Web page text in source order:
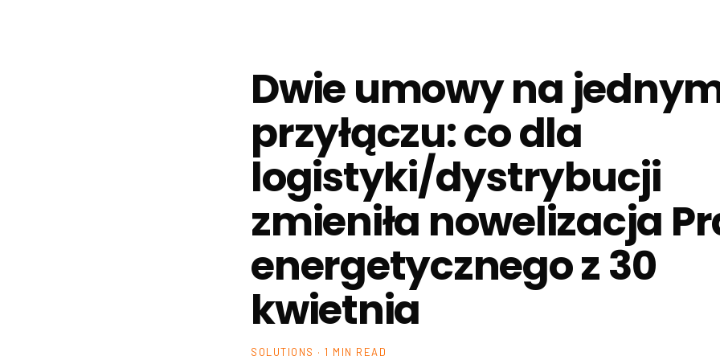
Dwie umowy na
przyłączu: co dla
logistyki/dystrybucji
zmieniła nowelizacja
energetycznego z 30
kwietnia
SOLUTIONS · 1 MIN READ